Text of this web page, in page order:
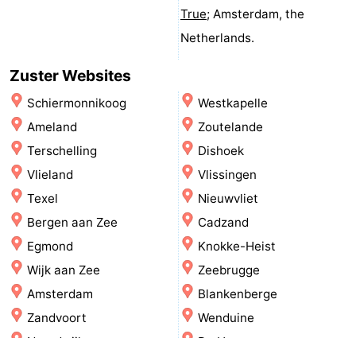
Bowlen
-
Minigolfbanen
Wellness
centra
Dorpen
&
Steden
Natuur
Sporten
-
Zwembaden
-
Fietsen
-
True; Amsterdam, the
Netherlands.
Zuster Websites
Schiermonnikoog
Ameland
Terschelling
Vlieland
Texel
Bergen aan Zee
Egmond
Wijk aan Zee
Amsterdam
Zandvoort
Westkapelle
Zoutelande
Dishoek
Vlissingen
Nieuwvliet
Cadzand
Knokke-Heist
Zeebrugge
Blankenberge
Wenduine